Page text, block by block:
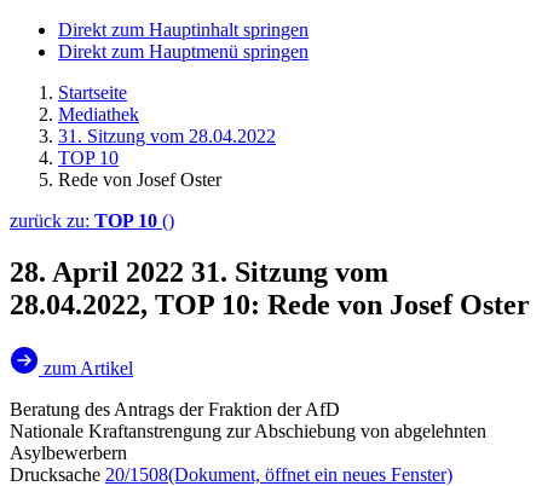
Direkt zum Hauptinhalt springen
Direkt zum Hauptmenü springen
Startseite
Mediathek
31. Sitzung vom 28.04.2022
TOP 10
Rede von Josef Oster
zurück zu: TOP 10 ()
28. April 2022 31. Sitzung vom
28.04.2022, TOP 10: Rede von Josef Oster
zum Artikel
Beratung des Antrags der Fraktion der AfD
Nationale Kraftanstrengung zur Abschiebung von abgelehnten
Asylbewerbern
Drucksache 20/1508(Dokument, öffnet ein neues Fenster)